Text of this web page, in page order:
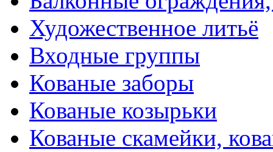
Художественное литьё
Входные группы
Кованые заборы
Кованые козырьки
Кованые скамейки,